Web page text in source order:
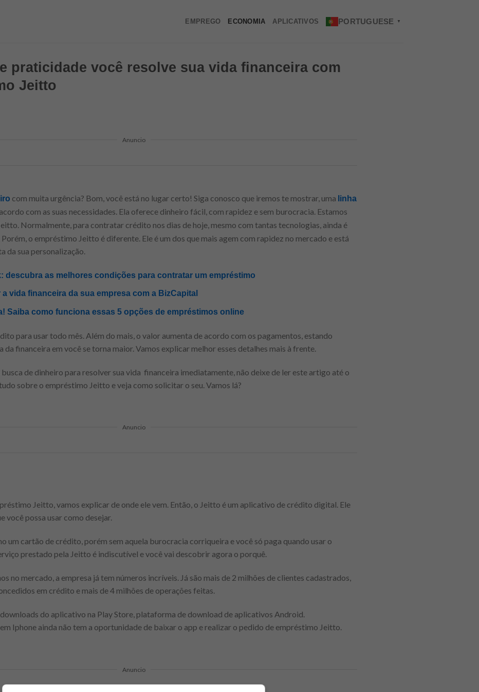
EMPREGO ECONOMIA APLICATIVOS PORTUGUESE ▼
praticidade você resolve sua vida financeira com
Jeitto
Anuncio
com muita urgência? Bom, você está no lugar certo! Siga conosco que iremos te mostrar, uma linha
com as suas necessidades. Ela oferece dinheiro fácil, com rapidez e sem burocracia. Estamos
Normalmente, para contratar crédito nos dias de hoje, mesmo com tantas tecnologias, ainda é
o empréstimo Jeitto é diferente. Ele é um dos que mais agem com rapidez no mercado e está
da sua personalização.
descubra as melhores condições para contratar um empréstimo
vida financeira da sua empresa com a BizCapital
Saiba como funciona essas 5 opções de empréstimos online
para usar todo mês. Além do mais, o valor aumenta de acordo com os pagamentos, estando
da financeira em você se torna maior. Vamos explicar melhor esses detalhes mais à frente.
de dinheiro para resolver sua vida financeira imediatamente, não deixe de ler este artigo até o
sobre o empréstimo Jeitto e veja como solicitar o seu. Vamos lá?
Anuncio
Jeitto, vamos explicar de onde ele vem. Então, o Jeitto é um aplicativo de crédito digital. Ele
você possa usar como desejar.
um cartão de crédito, porém sem aquela burocracia corriqueira e você só paga quando usar o
prestado pela Jeitto é indiscutível e você vai descobrir agora o porquê.
no mercado, a empresa já tem números incríveis. Já são mais de 2 milhões de clientes cadastrados,
em crédito e mais de 4 milhões de operações feitas.
do aplicativo na Play Store, plataforma de download de aplicativos Android.
Iphone ainda não tem a oportunidade de baixar o app e realizar o pedido de empréstimo Jeitto.
Anuncio